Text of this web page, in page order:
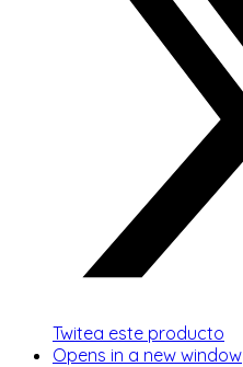
Twitea este producto
Opens in a new window